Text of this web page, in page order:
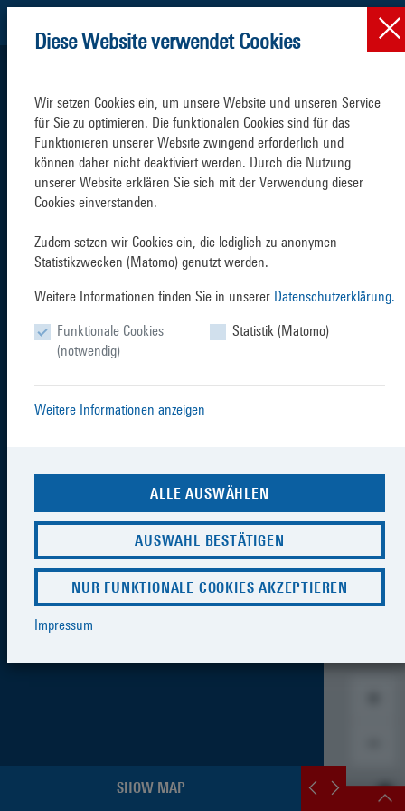
SHOW MAP
VESSEL TRAFFIC TERMINALS
Diese Website verwendet Cookies
Wir setzen Cookies ein, um unsere Website und unseren Service
für Sie zu optimieren. Die funktionalen Cookies sind für das
Funktionieren unserer Website zwingend erforderlich und
können daher nicht deaktiviert werden. Durch die Nutzung
unserer Website erklären Sie sich mit der Verwendung dieser
Cookies einverstanden.
Zudem setzen wir Cookies ein, die lediglich zu anonymen
Statistikzwecken (Matomo) genutzt werden.
Weitere Informationen finden Sie in unserer Datenschutzerklärung.
Funktionale Cookies
(notwendig)
Statistik (Matomo)
Weitere Informationen anzeigen
ALLE AUSWÄHLEN
AUSWAHL BESTÄTIGEN
NUR FUNKTIONALE COOKIES AKZEPTIEREN
Impressum